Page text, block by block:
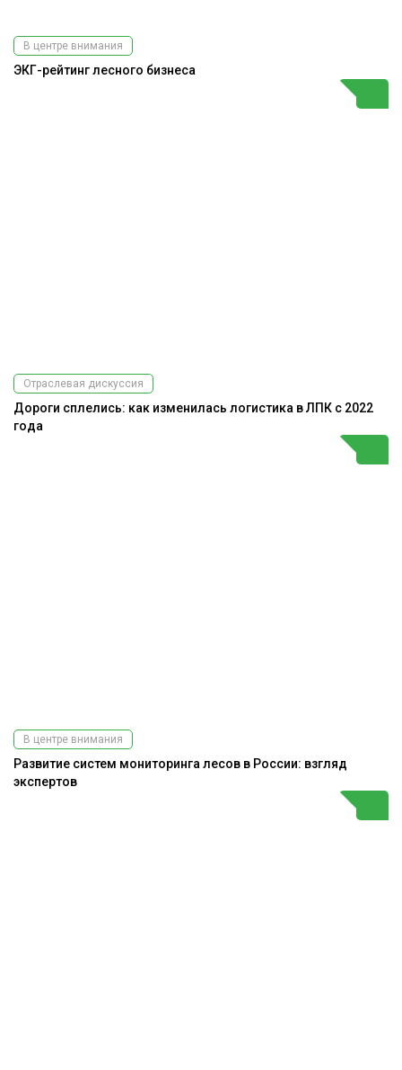
В центре внимания
ЭКГ-рейтинг лесного бизнеса
Отраслевая дискуссия
Дороги сплелись: как изменилась логистика в ЛПК с 2022
года
В центре внимания
Развитие систем мониторинга лесов в России: взгляд
экспертов